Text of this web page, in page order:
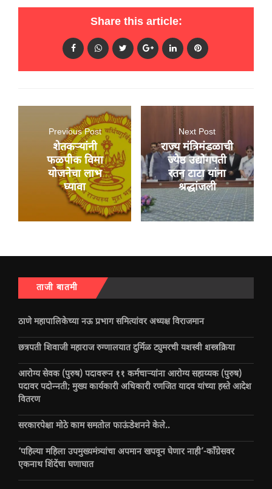
Share this article:
Previous Post
शेतकऱ्यांनी
फळपीक विमा
योजनेचा लाभ
घ्यावा
Next Post
राज्य मंत्रिमंडळाची
ज्येष्ठ उद्योगपती
रतन टाटा यांना
श्रद्धांजली
ताजी बातमी
ठाणे महापालिकेच्या नऊ प्रभाग समित्यांवर अध्यक्ष विराजमान
छत्रपती शिवाजी महाराज रुग्णालयात दुर्मिळ ट्युमरची यशस्वी शस्त्रक्रिया
आरोग्य सेवक (पुरुष) पदावरून ११ कर्मचाऱ्यांना आरोग्य सहाय्यक (पुरुष)
पदावर पदोन्नती; मुख्य कार्यकारी अधिकारी रणजित यादव यांच्या हस्ते आदेश
वितरण
सरकारपेक्षा मोठे काम समतोल फाऊंडेशनने केले..
‘पहिल्या महिला उपमुख्यमंत्र्यांचा अपमान खपवून घेणार नाही’-काँग्रेसवर
एकनाथ शिंदेंचा घणाघात